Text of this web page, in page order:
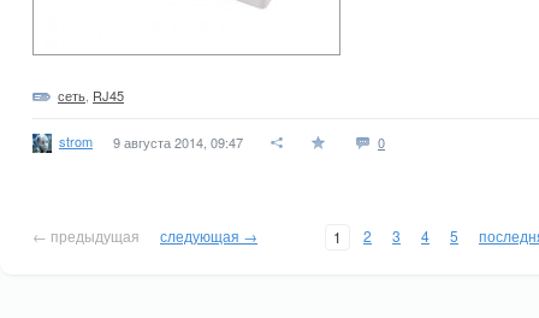
сеть RJ45
strom 9 августа 2014, 09:47 0
← предыдущая следующая → 1 2 3 4 5